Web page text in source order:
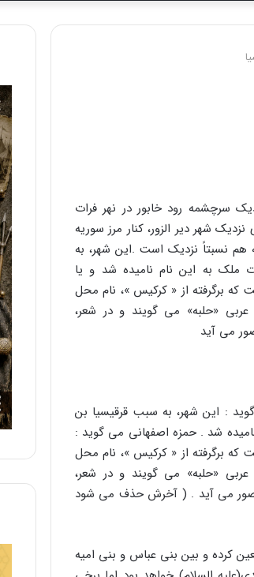
سرچشمه رود خابور در نهر فرات
شهر دیر الزور، کنار مرز سوریه
هم نسبتاً نزدیک است .این شهر، به
ملک به این نام نامیده شد و یا
که برگرفته از « کرکیس »، نام محل
«حلبه» مى گویند و در شعر،
مى آید
: این شهر، به سبب قرقیسیا بن
شد . حمزه اصفهانى مى گوید :
که برگرفته از « کرکیس »، نام محل
«حلبه» مى گویند و در شعر،
مى آید . ( آخرش حذف مى شود
کرده و بین بنى عباس و بنى امیه